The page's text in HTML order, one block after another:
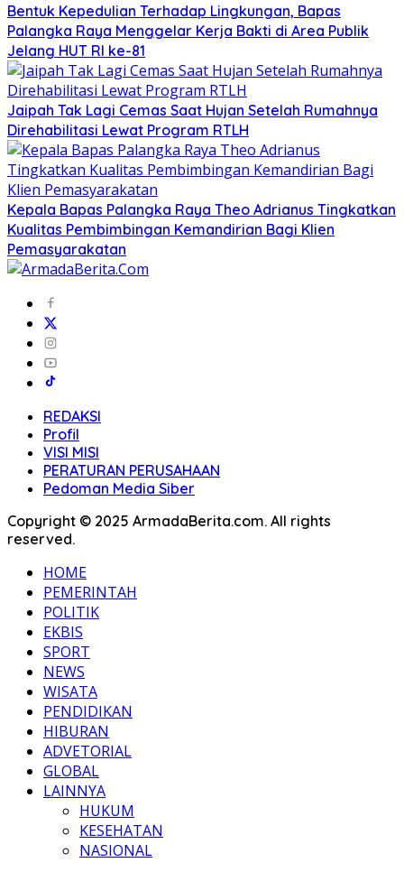
Bentuk Kepedulian Terhadap Lingkungan, Bapas
Palangka Raya Menggelar Kerja Bakti di Area Publik
Jelang HUT RI ke-81
Jaipah Tak Lagi Cemas Saat Hujan Setelah Rumahnya
Direhabilitasi Lewat Program RTLH
Kepala Bapas Palangka Raya Theo Adrianus Tingkatkan
Kualitas Pembimbingan Kemandirian Bagi Klien
Pemasyarakatan
REDAKSI
Profil
VISI MISI
PERATURAN PERUSAHAAN
Pedoman Media Siber
Copyright © 2025 ArmadaBerita.com. All rights
reserved.
HOME
PEMERINTAH
POLITIK
EKBIS
SPORT
NEWS
WISATA
PENDIDIKAN
HIBURAN
ADVETORIAL
GLOBAL
LAINNYA
HUKUM
KESEHATAN
NASIONAL